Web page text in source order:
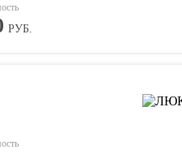
РУБ.